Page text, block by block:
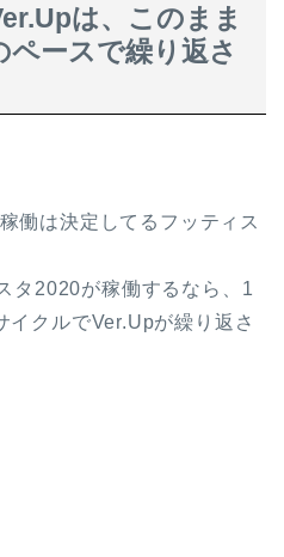
は、このまま
ースで繰り返さ
働は決定してるフッティス
タ2020が稼働するなら、1
イクルでVer.Upが繰り返さ